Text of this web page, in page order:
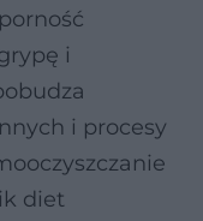
i
i procesy
diet